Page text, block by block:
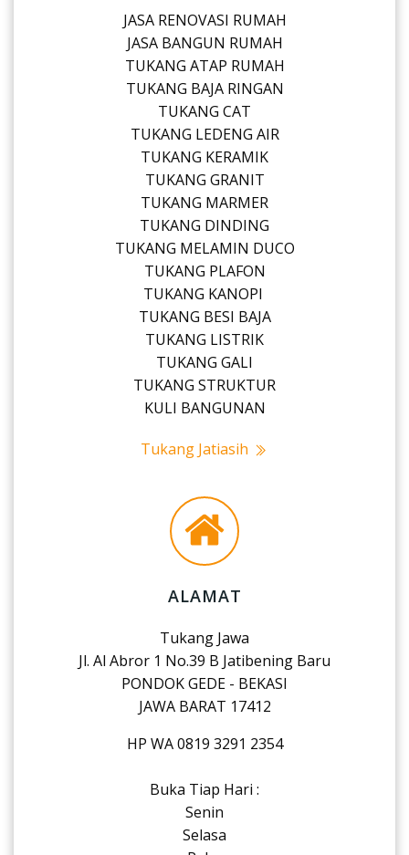
JASA RENOVASI RUMAH
JASA BANGUN RUMAH
TUKANG ATAP RUMAH
TUKANG BAJA RINGAN
TUKANG CAT
TUKANG LEDENG AIR
TUKANG KERAMIK
TUKANG GRANIT
TUKANG MARMER
TUKANG DINDING
TUKANG MELAMIN DUCO
TUKANG PLAFON
TUKANG KANOPI
TUKANG BESI BAJA
TUKANG LISTRIK
TUKANG GALI
TUKANG STRUKTUR
KULI BANGUNAN
Tukang Jatiasih
ALAMAT
Tukang Jawa
Jl. Al Abror 1 No.39 B Jatibening Baru
PONDOK GEDE - BEKASI
JAWA BARAT 17412
HP WA 0819 3291 2354
Buka Tiap Hari :
Senin
Selasa